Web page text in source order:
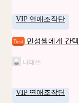
VIP 연애조작단
Best 민성쌤에게 간
나래쓰
VIP 연애조작단